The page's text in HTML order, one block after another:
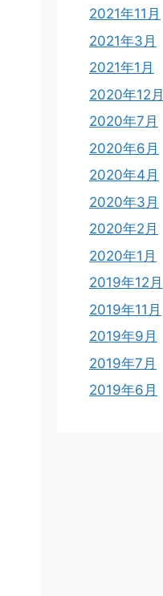
2021年11月
2021年3月
2021年1月
2020年12月
2020年7月
2020年6月
2020年4月
2020年3月
2020年2月
2020年1月
2019年12月
2019年11月
2019年9月
2019年7月
2019年6月